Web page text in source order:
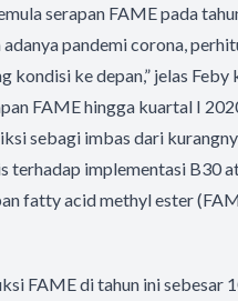
serapan FAME pada
pandemi corona,
kondisi ke depan,” jelas Feby
FAME hingga kuartal I
sebagi imbas dari
terhadap implementasi B30
fatty acid methyl ester
FAME di tahun ini sebesar